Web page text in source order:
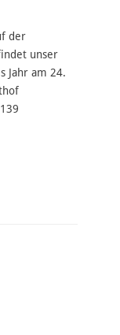
der
unser
Jahr am 24.